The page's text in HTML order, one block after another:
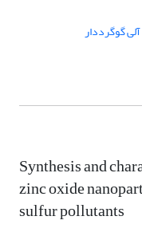
گوگرددار
Synthesis and
zinc oxide
sulfur pollutants